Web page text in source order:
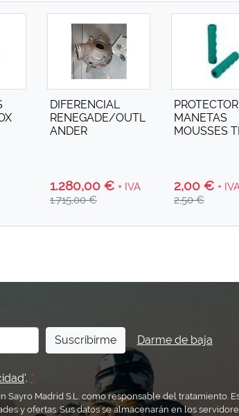
DIFERENCIAL
RENEGADE/OUTL
ANDER
1.280,00 € + IVA
1.715,00 €
PROTECTOR
MANETAS
MOUSSES
2,00 € +
2,50 €
Suscribirme Darme de baja
'. *
Madrid S.L. como responsable del tratamiento.
y ofertas. Sus datos se almacenarán en los